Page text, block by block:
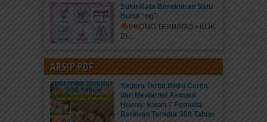
Suku Kata Berakhiran Satu
Huruf “ng”
PROMO TERBATAS • KLIK
DI...
ARSIP PDF
Segera Terbit Buku Cerita
dan Mewarnai Asmaul
Husna: Kisah 7 Pemuda
Beriman Tertidur 309 Tahun